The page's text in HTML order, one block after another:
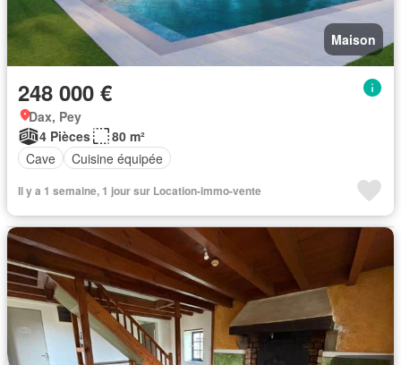
Maison
248 000 €
Dax, Pey
4 Pièces
80 m²
Cave
Cuisine équipée
Il y a 1 semaine, 1 jour sur Location-immo-vente